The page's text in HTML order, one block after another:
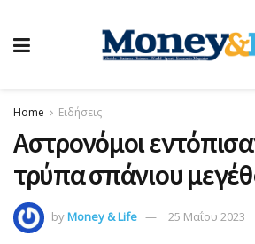
Home Ειδήσεις
Αστρονόμοι
τρύπα σπάνιου
byMoney & Life 25 Μαΐου 2023